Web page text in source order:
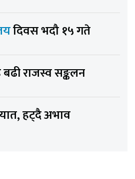
दिवस भदौ १५ गते
राजस्व सङ्कलन
हट्दै अभाव